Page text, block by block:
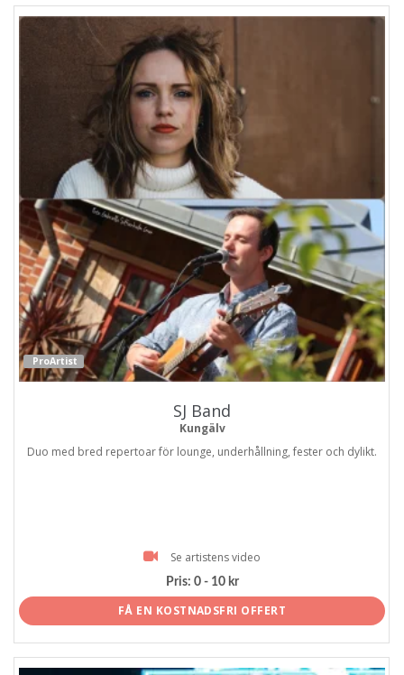
ProArtist
SJ Band
Kungälv
Duo med bred repertoar för lounge, underhållning, fester och dylikt.
Se artistens video
Pris: 0 - 10 kr
FÅ EN KOSTNADSFRI OFFERT